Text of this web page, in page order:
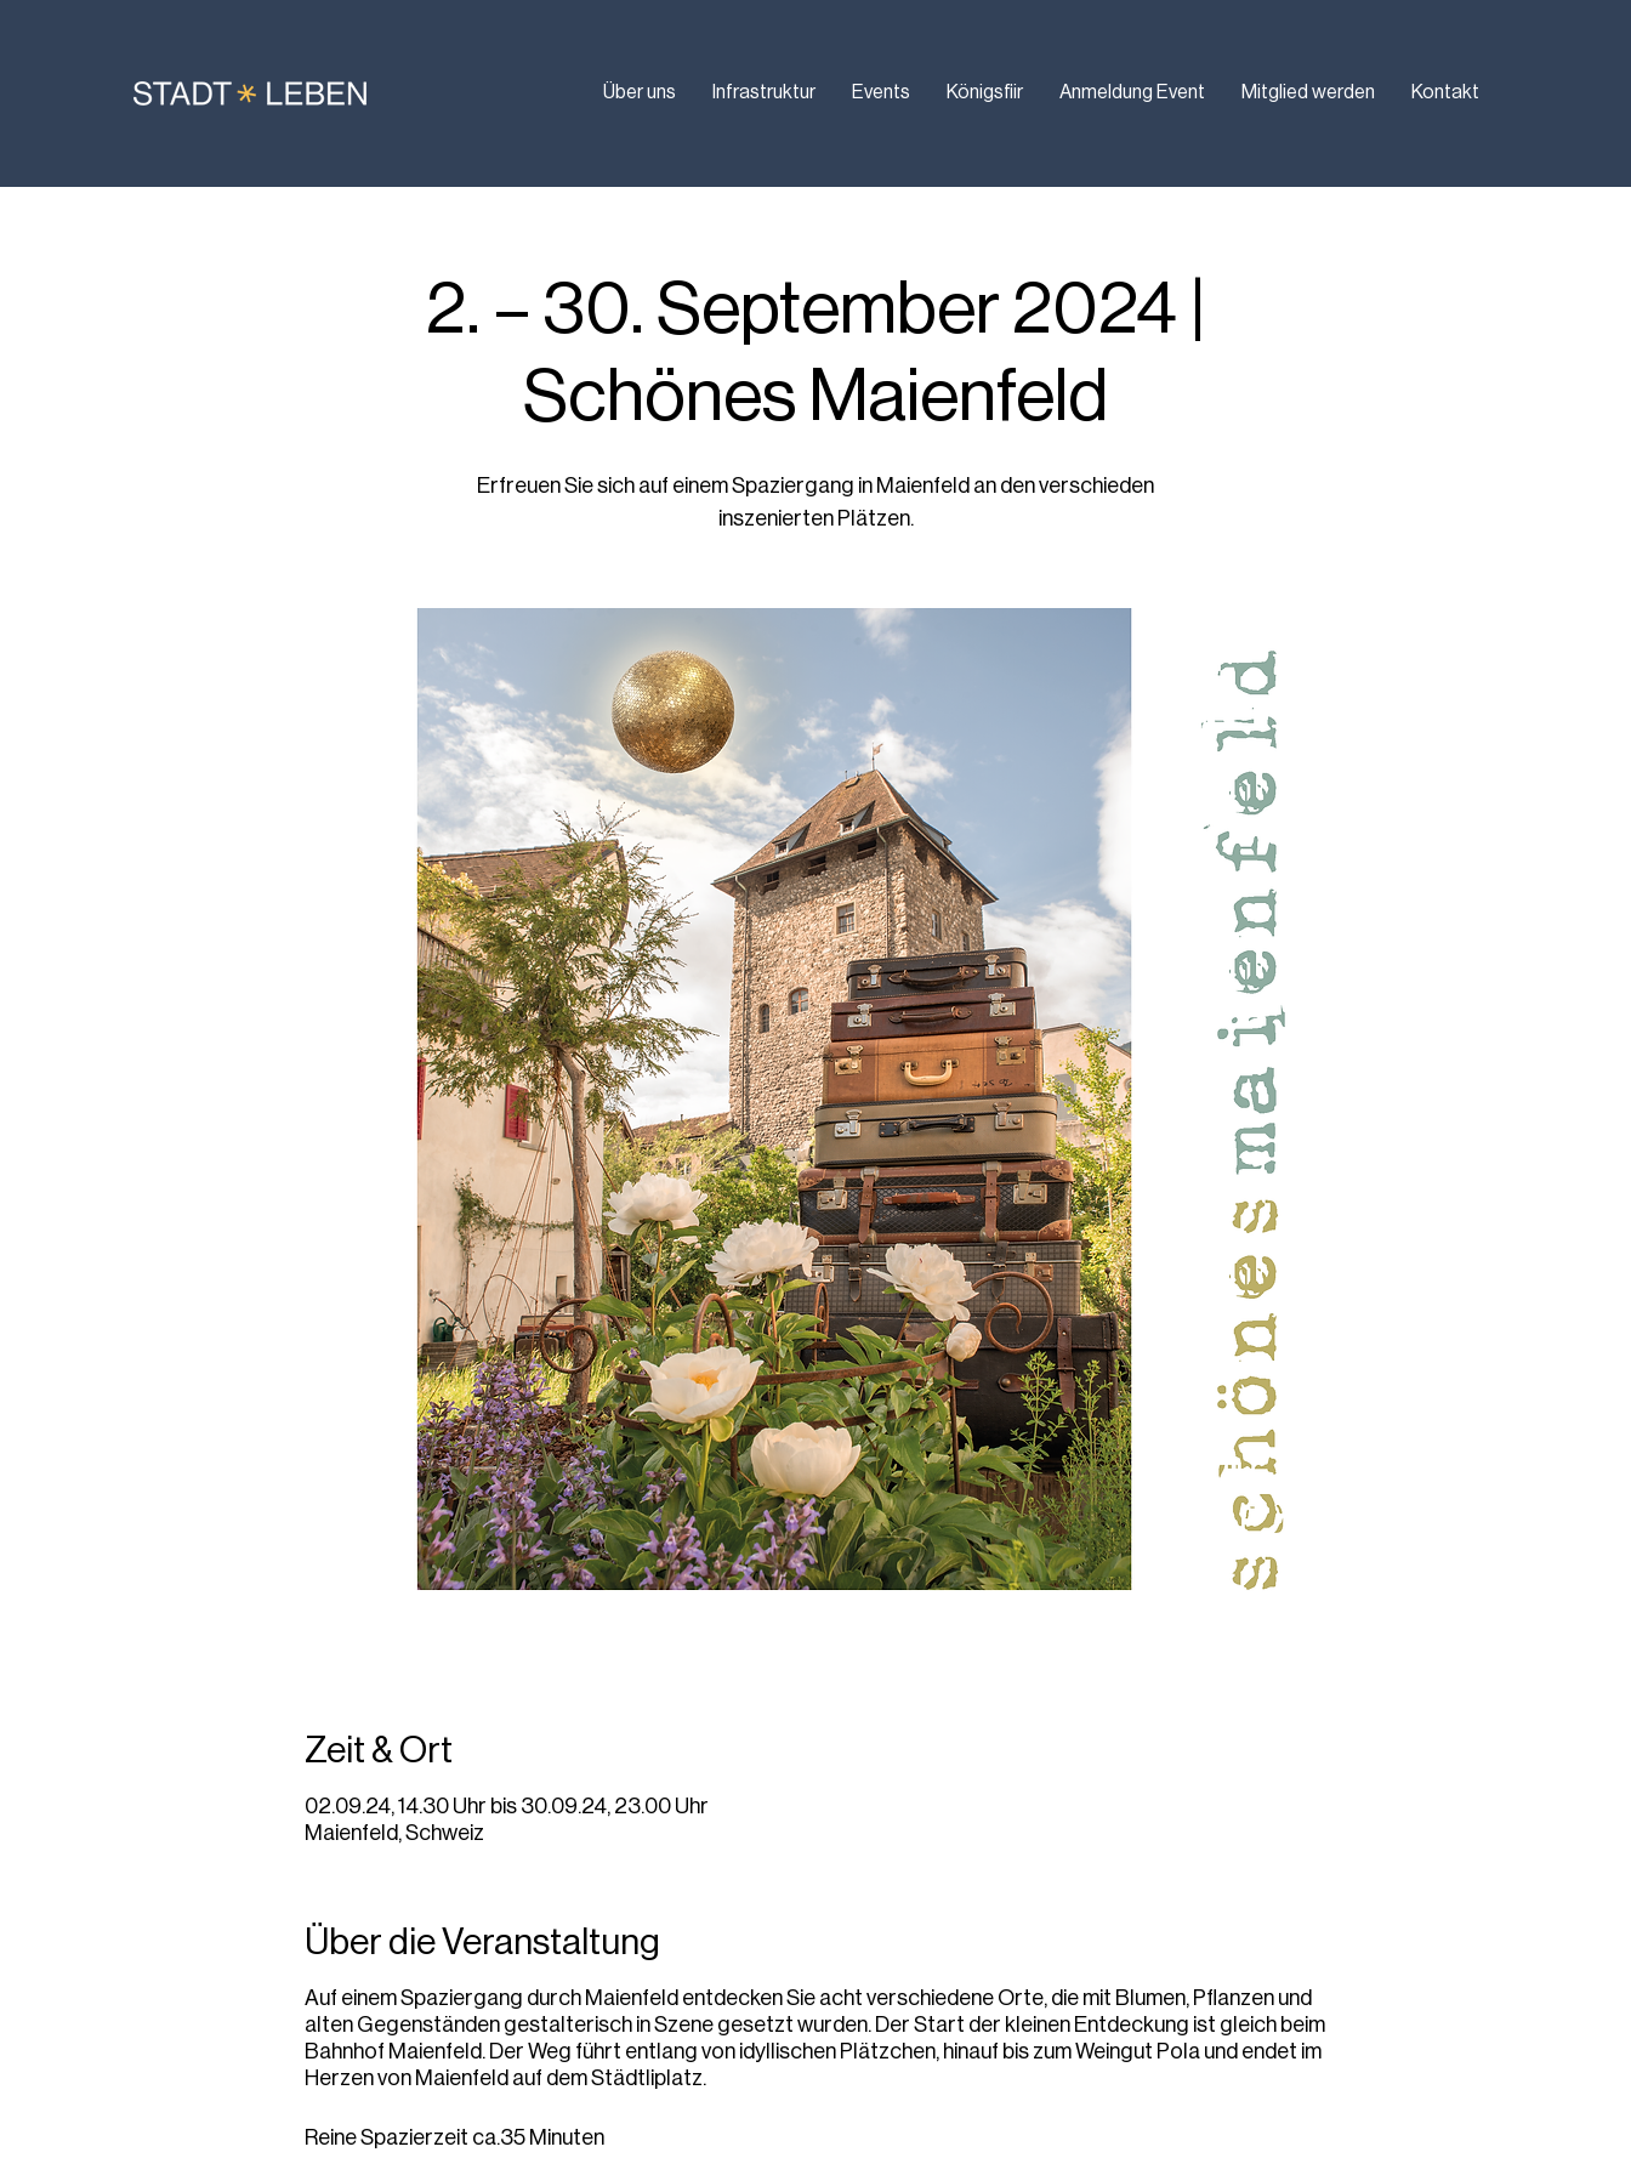
Über uns Infrastruktur Events Königsfiir Anmeldung Event Mitglied werden Kontakt
2. – 30. September 2024 |
Schönes Maienfeld
Erfreuen Sie sich auf einem Spaziergang in Maienfeld an den verschieden
inszenierten Plätzen.
Zeit & Ort
02.09.24, 14.30 Uhr bis 30.09.24, 23.00 Uhr
Maienfeld, Schweiz
Über die Veranstaltung
Auf einem Spaziergang durch Maienfeld entdecken Sie acht verschiedene Orte, die mit Blumen, Pflanzen und
alten Gegenständen gestalterisch in Szene gesetzt wurden. Der Start der kleinen Entdeckung ist gleich beim
Bahnhof Maienfeld. Der Weg führt entlang von idyllischen Plätzchen, hinauf bis zum Weingut Pola und endet im
Herzen von Maienfeld auf dem Städtliplatz.
Reine Spazierzeit ca.35 Minuten